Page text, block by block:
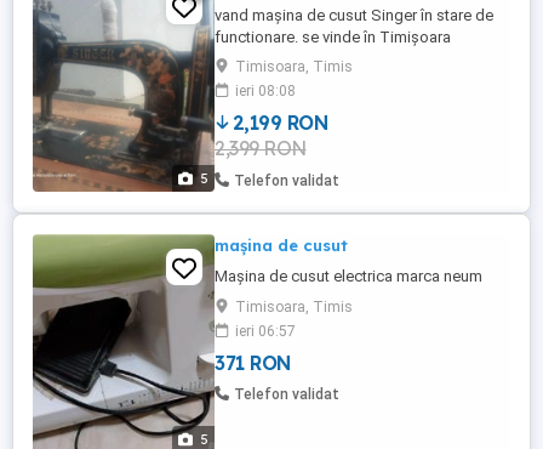
5
vand mașina de cusut Singer în stare de
functionare. se vinde în Timișoara
Timisoara, Timis
ieri 08:08
2,199 RON
2,399 RON
Telefon validat
5
mașina de cusut
Mașina de cusut electrica marca neum
Timisoara, Timis
ieri 06:57
371 RON
Telefon validat